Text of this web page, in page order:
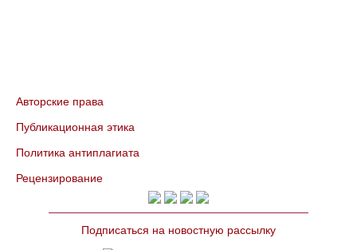
Авторские права
Публикационная этика
Политика антиплагиата
Рецензирование
Подписаться на новостную рассылку